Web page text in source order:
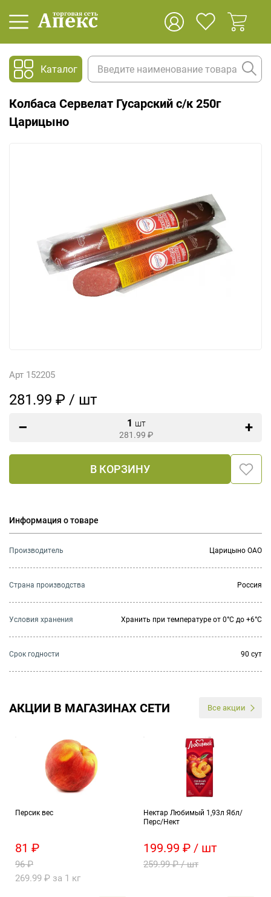
Каталог
Колбаса Сервелат Гусарский с/к 250г
Царицыно
Арт 152205
281.99 ₽ / шт
1 шт
281.99 ₽
В КОРЗИНУ
Информация о товаре
Производитель Царицыно ОАО
Страна производства Россия
Условия хранения Хранить при температуре от 0°С до +6°С
Cрок годности 90 сут
АКЦИИ В МАГАЗИНАХ СЕТИ Все акции
Персик вес
81 ₽
96 ₽
269.99 ₽ за 1 кг
Нектар Любимый 1,93л Ябл/
Перс/Нект
199.99 ₽ / шт
259.99 ₽ / шт